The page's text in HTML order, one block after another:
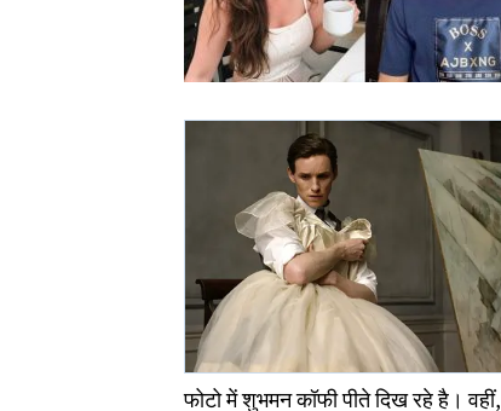
फोटो में शुभमन कॉफी पीते दिख रहे है।